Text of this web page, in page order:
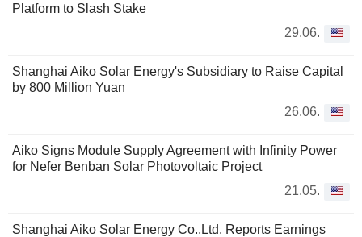
Platform to Slash Stake
29.06.
Shanghai Aiko Solar Energy's Subsidiary to Raise Capital
by 800 Million Yuan
26.06.
Aiko Signs Module Supply Agreement with Infinity Power
for Nefer Benban Solar Photovoltaic Project
21.05.
Shanghai Aiko Solar Energy Co.,Ltd. Reports Earnings